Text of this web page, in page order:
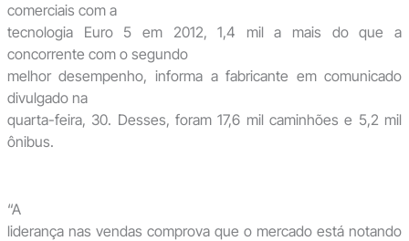
comerciais com a
tecnologia Euro 5 em 2012, 1,4 mil a mais do que a
concorrente com o segundo
melhor desempenho, informa a fabricante em comunicado
divulgado na
quarta-feira, 30. Desses, foram 17,6 mil caminhões e 5,2 mil
ônibus.
“A
liderança nas vendas comprova que o mercado está notando